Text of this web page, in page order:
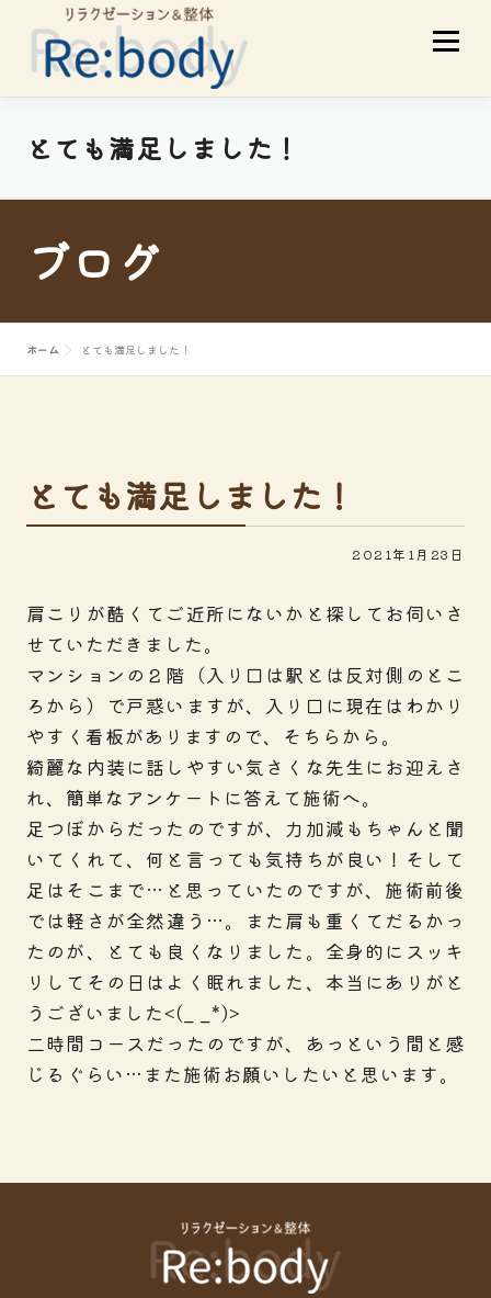
ン
ス
メニュ
当店について 初めての方へ
とても満足しました！
ブログ
ホーム とても満足しました！
とても満足しました！
2021年1月23日
肩こりが酷くてご近所にないかと探してお伺いさ
せていただきました。
マンションの２階（入り口は駅とは反対側のとこ
ろから）で戸惑いますが、入り口に現在はわかり
やすく看板がありますので、そちらから。
綺麗な内装に話しやすい気さくな先生にお迎えさ
れ、簡単なアンケートに答えて施術へ。
足つぼからだったのですが、力加減もちゃんと聞
いてくれて、何と言っても気持ちが良い！そして
足はそこまで…と思っていたのですが、施術前後
では軽さが全然違う…。また肩も重くてだるかっ
たのが、とても良くなりました。全身的にスッキ
リしてその日はよく眠れました、本当にありがと
うございました<(_ _*)>
二時間コースだったのですが、あっという間と感
じるぐらい…また施術お願いしたいと思います。